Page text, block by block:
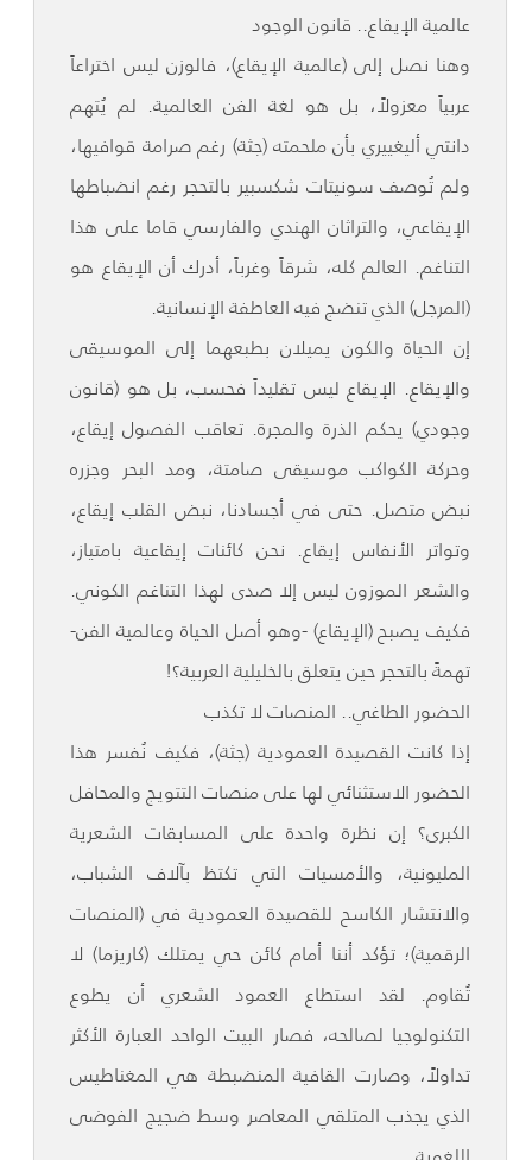
عالمية الإيقاع.. قانون الوجود
وهنا نصل إلى (عالمية الإيقاع)، فالوزن ليس اختراعاً
عربياً معزولاً، بل هو لغة الفن العالمية. لم يُتهم
دانتي أليغييري بأن ملحمته (جثة) رغم صرامة قوافيها،
ولم تُوصف سونيتات شكسبير بالتحجر رغم انضباطها
الإيقاعي، والتراثان الهندي والفارسي قاما على هذا
التناغم. العالم كله، شرقاً وغرباً، أدرك أن الإيقاع هو
(المرجل) الذي تنضج فيه العاطفة الإنسانية.
إن الحياة والكون يميلان بطبعهما إلى الموسيقى
والإيقاع. الإيقاع ليس تقليداً فحسب، بل هو (قانون
وجودي) يحكم الذرة والمجرة. تعاقب الفصول إيقاع،
وحركة الكواكب موسيقى صامتة، ومد البحر وجزره
نبض متصل. حتى في أجسادنا، نبض القلب إيقاع،
وتواتر الأنفاس إيقاع. نحن كائنات إيقاعية بامتياز،
والشعر الموزون ليس إلا صدى لهذا التناغم الكوني.
فكيف يصبح (الإيقاع) -وهو أصل الحياة وعالمية الفن-
تهمةً بالتحجر حين يتعلق بالخليلية العربية؟!
الحضور الطاغي.. المنصات لا تكذب
إذا كانت القصيدة العمودية (جثة)، فكيف نُفسر هذا
الحضور الاستثنائي لها على منصات التتويج والمحافل
الكبرى؟ إن نظرة واحدة على المسابقات الشعرية
المليونية، والأمسيات التي تكتظ بآلاف الشباب،
والانتشار الكاسح للقصيدة العمودية في (المنصات
الرقمية)؛ تؤكد أننا أمام كائن حي يمتلك (كاريزما) لا
تُقاوم. لقد استطاع العمود الشعري أن يطوع
التكنولوجيا لصالحه، فصار البيت الواحد العبارة الأكثر
تداولاً، وصارت القافية المنضبطة هي المغناطيس
الذي يجذب المتلقي المعاصر وسط ضجيج الفوضى